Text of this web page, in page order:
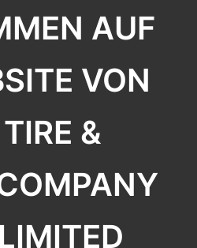
AUF
VON
&